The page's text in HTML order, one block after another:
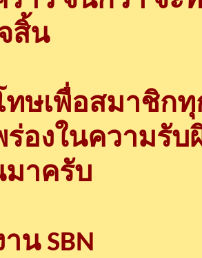
สิ้น
ทษเพื่อสมาชิก
ร่องในความรั
มาครับ
น SBN